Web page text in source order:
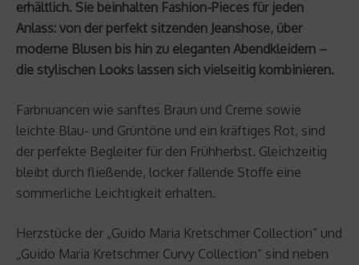
erhältlich. Sie beinhalten Fashion-Pieces für jeden
Anlass: von der perfekt sitzenden Jeanshose, über
moderne Blusen bis hin zu eleganten Abendkleidern –
die stylischen Looks lassen sich vielseitig kombinieren.
Farbnuancen wie sanftes Braun und Creme sowie
leichte Blau- und Grüntöne und ein kräftiges Rot, sind
der perfekte Begleiter für den Frühherbst. Gleichzeitig
bleibt durch fließende, locker fallende Stoffe eine
sommerliche Leichtigkeit erhalten.
Herzstücke der „Guido Maria Kretschmer Collection” und
„Guido Maria Kretschmer Curvy Collection” sind neben